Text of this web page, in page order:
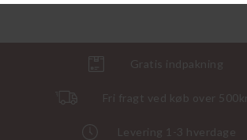
Gratis indpakning
Fri fragt ved køb over 500kr.
Levering 1-3 hverdage